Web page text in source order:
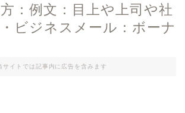
：例文：目上や上司や社
ビジネスメール：ボーナ
サイトでは記事内に広告を含みます